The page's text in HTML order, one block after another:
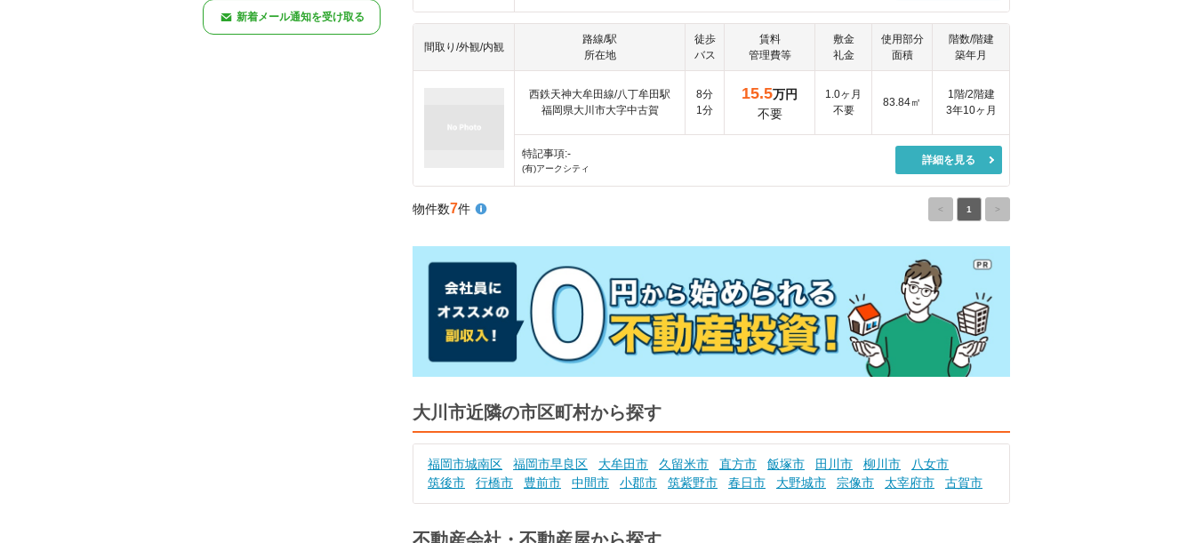
新着メール通知を受け取る
間取り/外観/内観
路線/駅
所在地
徒歩
バス
賃料
管理費等
敷金
礼金
使用部分
面積
階数/階建
築年月
西鉄天神大牟田線/八丁牟田駅
福岡県大川市大字中古賀
8分
1分
15.5万円
不要
1.0ヶ月
不要
83.84㎡
1階/2階建
3年10ヶ月
特記事項:-
(有)アークシティ
詳細を見る
物件数7件 < 1 >
大川市近隣の市区町村から探す
福岡市城南区 福岡市早良区 大牟田市 久留米市 直方市 飯塚市 田川市 柳川市
八女市
筑後市
行橋市 豊前市 中間市 小郡市 筑紫野市 春日市 大野城市 宗像市 太宰府市 古賀市